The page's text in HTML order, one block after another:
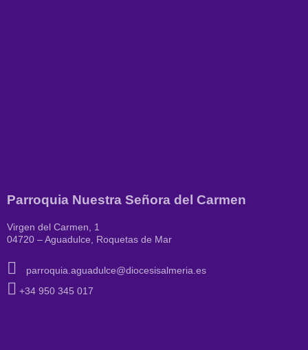
Parroquia Nuestra Señora del Carmen
Virgen del Carmen, 1
04720 – Aguadulce, Roquetas de Mar
parroquia.aguadulce@diocesisalmeria.es
+34 950 345 017